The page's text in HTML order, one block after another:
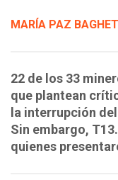
MARÍA PAZ
22 de los 33
que plantean
la interrupción
Sin embargo,
quienes